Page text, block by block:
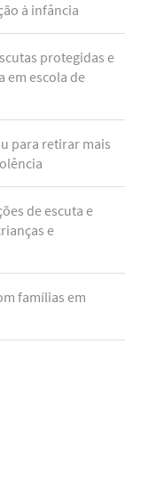
à infância
protegidas e
em escola de
para retirar mais
de escuta e
e
famílias em